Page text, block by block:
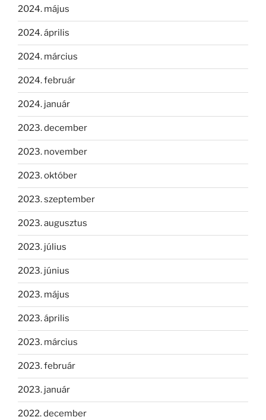
2024. május
2024. április
2024. március
2024. február
2024. január
2023. december
2023. november
2023. október
2023. szeptember
2023. augusztus
2023. július
2023. június
2023. május
2023. április
2023. március
2023. február
2023. január
2022. december